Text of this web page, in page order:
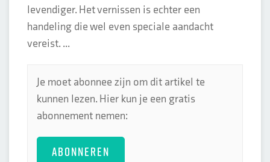
levendiger. Het vernissen is echter een
handeling die wel even speciale aandacht
vereist. ...
Je moet abonnee zijn om dit artikel te
kunnen lezen. Hier kun je een gratis
abonnement nemen:
ABONNEREN